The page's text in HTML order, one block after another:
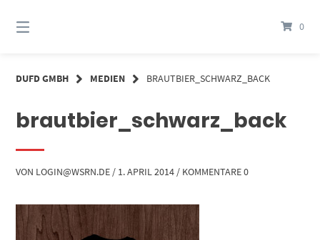
zum
Inhalt
0
DUFD GMBH MEDIEN BRAUTBIER_SCHWARZ_BACK
brautbier_schwarz_back
VON LOGIN@WSRN.DE / 1. APRIL 2014 / KOMMENTARE 0